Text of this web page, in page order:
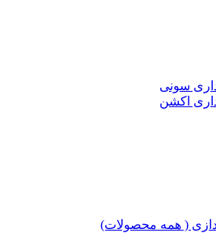
سونی
اکشن
( همه محصولات)